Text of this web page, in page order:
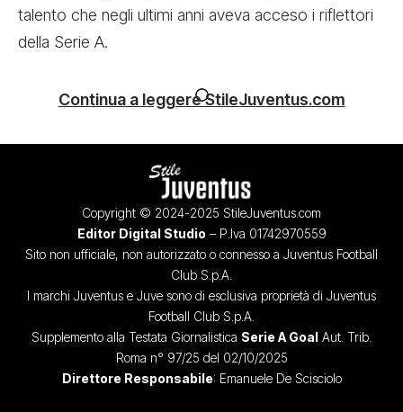
talento che negli ultimi anni aveva acceso i riflettori
della Serie A.
Continua a leggere StileJuventus.com
Copyright © 2024-2025 StileJuventus.com
Editor Digital Studio – P.Iva 01742970559
Sito non ufficiale, non autorizzato o connesso a Juventus Football
Club S.p.A.
I marchi Juventus e Juve sono di esclusiva proprietà di Juventus
Football Club S.p.A.
Supplemento alla Testata Giornalistica Serie A Goal Aut. Trib.
Roma n° 97/25 del 02/10/2025
Direttore Responsabile: Emanuele De Scisciolo